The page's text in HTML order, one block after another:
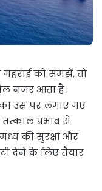
को समझें, तो
नजर आता है।
उस पर लगाए गए
प्रभाव से
की सुरक्षा और
देने के लिए तैयार